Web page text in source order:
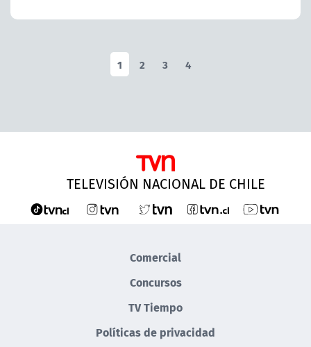
1 2 3 4
TELEVISIÓN NACIONAL DE CHILE
Comercial
Concursos
TV Tiempo
Políticas de privacidad